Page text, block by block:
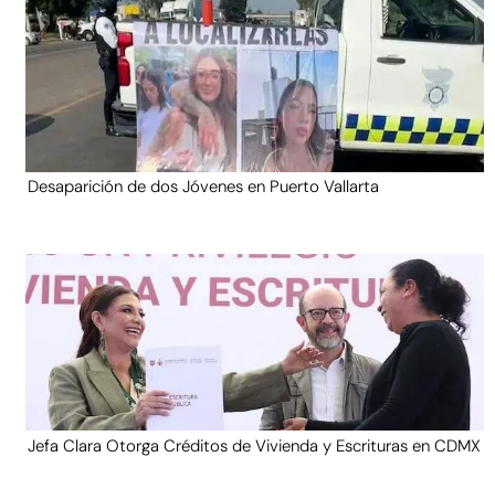
Desaparición de dos Jóvenes en Puerto Vallarta
Jefa Clara Otorga Créditos de Vivienda y Escrituras en CDMX